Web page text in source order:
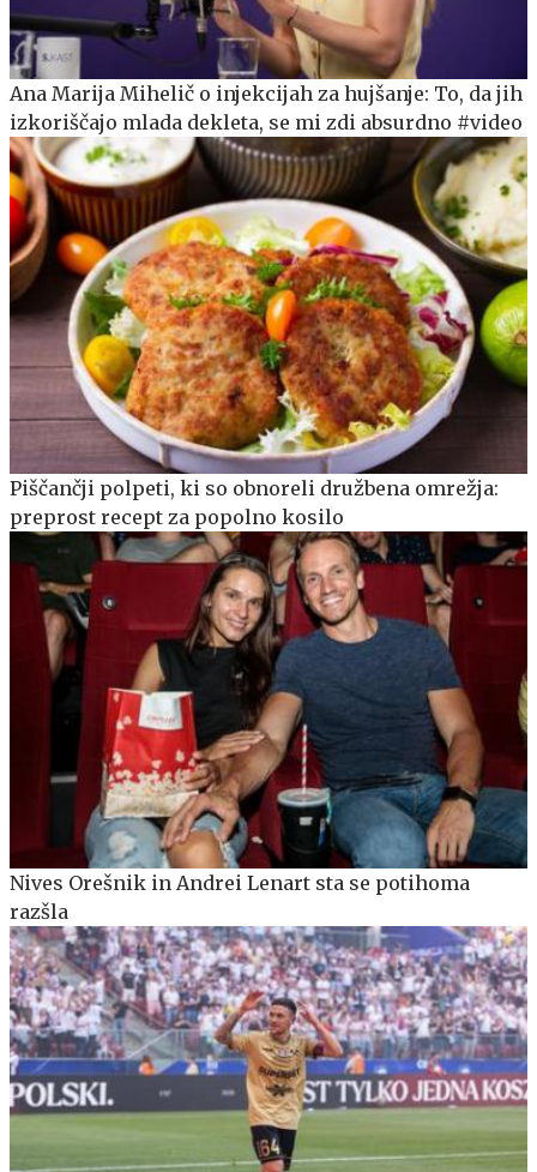
Ana Marija Mihelič o injekcijah za hujšanje: To, da jih
izkoriščajo mlada dekleta, se mi zdi absurdno #video
Piščančji polpeti, ki so obnoreli družbena omrežja:
preprost recept za popolno kosilo
Nives Orešnik in Andrei Lenart sta se potihoma
razšla